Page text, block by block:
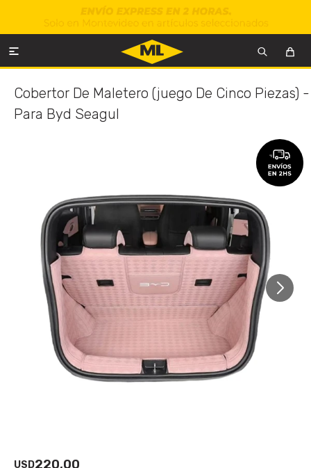

Cobertor De Maletero (juego De Cinco Piezas) -
Para Byd Seagul
USD220,00